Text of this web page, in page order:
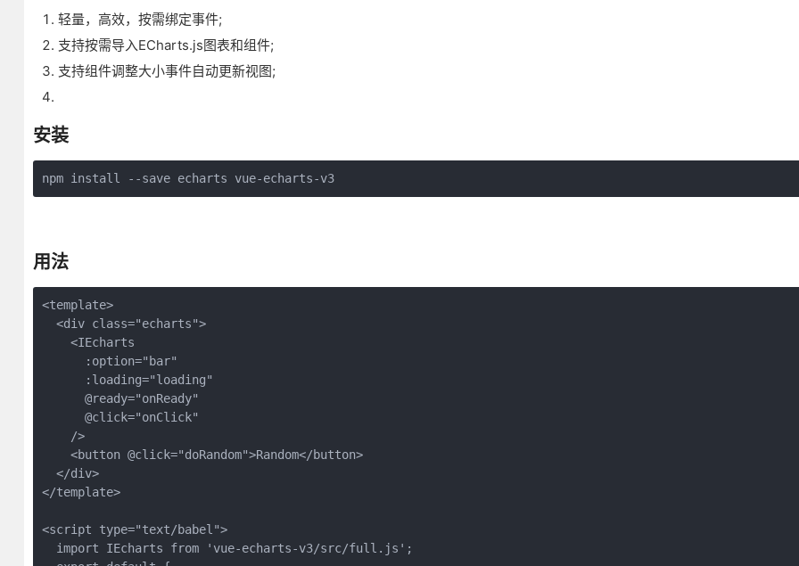
轻量，高效，按需绑定事件;
支持按需导入ECharts.js图表​​和组件;
支持组件调整大小事件自动更新视图;
安装
npm install --save echarts vue-echarts-v3
用法
<template>
  <div class="echarts">
    <IEcharts
      :option="bar"
      :loading="loading"
      @ready="onReady"
      @click="onClick"
    />
    <button @click="doRandom">Random</button>
  </div>
</template>
<script type="text/babel">
  import IEcharts from 'vue-echarts-v3/src/full.js';